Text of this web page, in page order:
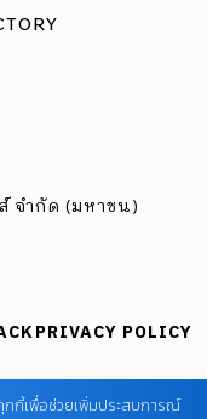
ประกอบอาหาร
สุดสำหรับร้านอาหาร
จำกัด (มหาชน)
PRIVACY POLICY
กกี้เพื่อช่วยเพิ่มประสบการณ์